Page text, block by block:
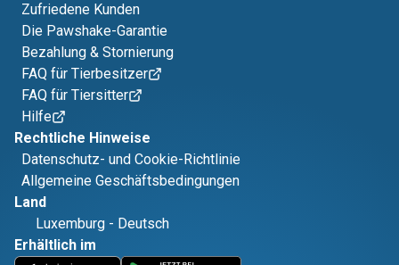
Zufriedene Kunden
Die Pawshake-Garantie
Bezahlung & Stornierung
FAQ für Tierbesitzer
FAQ für Tiersitter
Hilfe
Rechtliche Hinweise
Datenschutz- und Cookie-Richtlinie
Allgemeine Geschäftsbedingungen
Land
Luxemburg - Deutsch
Erhältlich im